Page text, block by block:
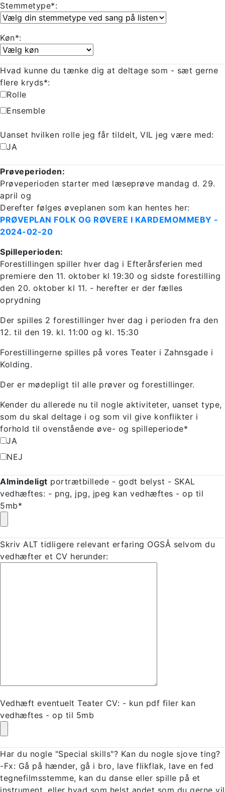
Stemmetype*:
Køn*:
Hvad kunne du tænke dig at deltage som - sæt gerne
flere kryds*:
Rolle
Ensemble
Uanset hvilken rolle jeg får tildelt, VIL jeg være med:
JA
Prøveperioden:
Prøveperioden starter med læseprøve mandag d. 29.
april og
Derefter følges øveplanen som kan hentes her:
PRØVEPLAN FOLK OG RØVERE I KARDEMOMMEBY -
2024-02-20
Spilleperioden:
Forestillingen spiller hver dag i Efterårsferien med
premiere den 11. oktober kl 19:30 og sidste forestilling
den 20. oktober kl 11. - herefter er der fælles
oprydning
Der spilles 2 forestillinger hver dag i perioden fra den
12. til den 19. kl. 11:00 og kl. 15:30
Forestillingerne spilles på vores Teater i Zahnsgade i
Kolding.
Der er mødepligt til alle prøver og forestillinger.
Kender du allerede nu til nogle aktiviteter, uanset type,
som du skal deltage i og som vil give konflikter i
forhold til ovenstående øve- og spilleperiode*
JA
NEJ
Almindeligt portrætbillede - godt belyst - SKAL
vedhæftes: - png, jpg, jpeg kan vedhæftes - op til
5mb*
Skriv ALT tidligere relevant erfaring OGSÅ selvom du
vedhæfter et CV herunder:
Vedhæft eventuelt Teater CV: - kun pdf filer kan
vedhæftes - op til 5mb
Har du nogle "Special skills"? Kan du nogle sjove ting?
-Fx: Gå på hænder, gå i bro, lave flikflak, lave en fed
tegnefilmsstemme, kan du danse eller spille på et
instrument, eller hvad som helst andet som du gerne vil